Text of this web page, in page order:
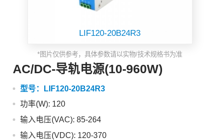
LIF120-20B24R3
*图片仅供参考，具体参数请以实物/技术规格书为准
AC/DC-导轨电源(10-960W)
型号：
LIF120-20B24R3
功率(W): 120
输入电压(VAC): 85-264
输入电压(VDC): 120-370